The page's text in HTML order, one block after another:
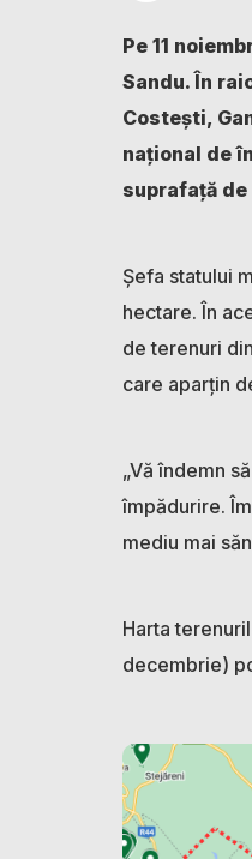
Pe 11
Sandu. În
Costești,
național de
suprafață
Șefa statului
hectare. În
de terenuri
care aparțin
„Vă îndemn
împădurire.
mediu mai
Harta
decembrie)